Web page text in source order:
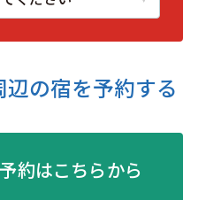
辺の宿を予約する
約はこちらから